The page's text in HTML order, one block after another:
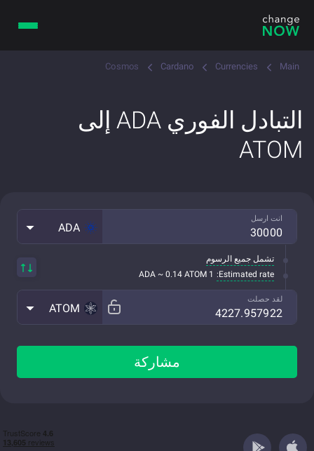
Main
Currencies
Cardano
Cosmos
التبادل الفوري ADA إلى
ATOM
انت ارسل
ADA
تشمل جميع الرسوم
Estimated rate:
1 ADA ~ 0.14 ATOM
لقد حصلت
ATOM
مشاركة